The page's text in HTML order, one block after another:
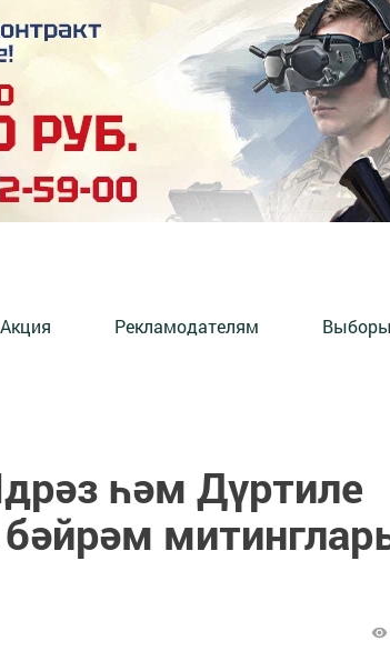
Акция Рекламодателям
һәм Дүртиле